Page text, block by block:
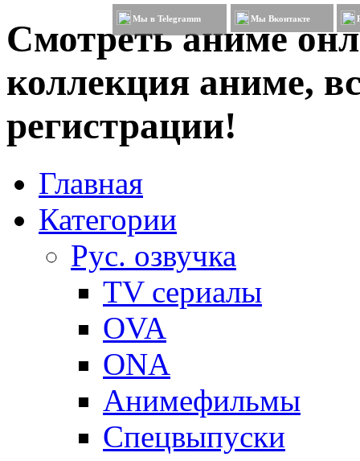
Смотреть аниме
коллекция аниме,
регистрации!
Мы в Telegramm Мы Вконтакте
Главная
Категории
Рус. озвучка
TV сериалы
OVA
ONA
Анимефильмы
Спецвыпуски